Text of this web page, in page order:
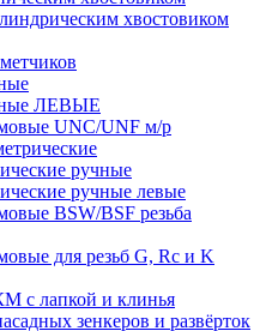
хвостовиком
ЛЕВЫЕ
UNC/UNF м/р
ручные
ручные левые
BSW/BSF резьба
для резьб G, Rc и K
с лапкой и клинья
зенкеров и развёрток